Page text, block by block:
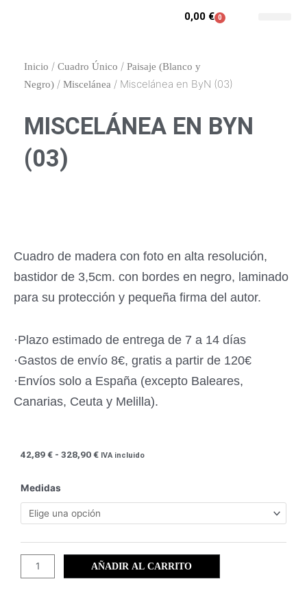
0,00 € 0
Carrito
Inicio / Cuadro Único / Paisaje (Blanco y
Negro) / Miscelánea / Miscelánea en ByN (03)
MISCELÁNEA EN BYN
(03)
Cuadro de madera con foto en alta resolución,
bastidor de 3,5cm. con bordes en negro, laminado
para su protección y pequeña firma del autor.
·Plazo estimado de entrega de 7 a 14 días
·Gastos de envío 8€, gratis a partir de 120€
·Envíos solo a España (excepto Baleares,
Canarias, Ceuta y Melilla).
42,89€ - 328,90€Rango
42,89 €
328,90 €
IVA incluido
Medidas
Miscelánea
en
ByN
cantidad
AÑADIR AL CARRITO